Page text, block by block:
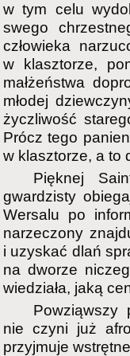
w tym celu
swego
człowieka
w klasztorze,
małżeństwa
młodej
życzliwość
Prócz tego
w klasztorze, a to
Pięknej
gwardzisty
Wersalu po
narzeczony
i uzyskać dlań
na dworze
wiedziała, jaką
Powziąwszy
nie czyni już
przyjmuje